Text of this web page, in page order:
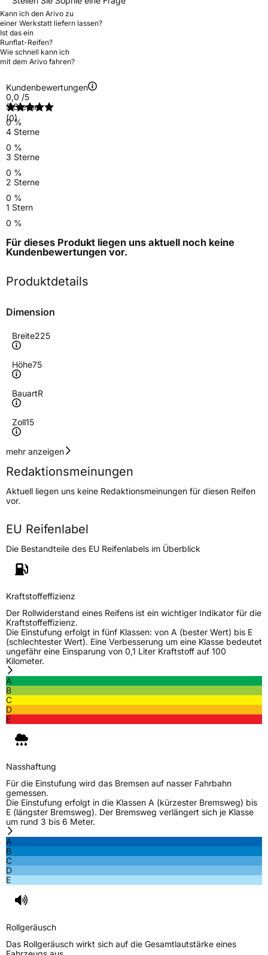
Kann ich den Arivo zu
einer Werkstatt liefern lassen?
Ist das ein
Runflat-Reifen?
Wie schnell kann ich
mit dem Arivo fahren?
Kundenbewertungen
0,0 /5
(0)
5 Sterne
0 %
4 Sterne
0 %
3 Sterne
0 %
2 Sterne
0 %
1 Stern
0 %
Für dieses Produkt liegen uns aktuell noch keine
Kundenbewertungen vor.
Produktdetails
Dimension
Breite225
Höhe75
BauartR
Zoll15
Geschwindigkeitsindex
Höchstgeschwindigkeit
210 km/h
Lastindex102
Höchstlast850 kg
Generelle Merkmale
Fahrzeugtyp
VerwendungSommerreifen
ModellnameTerrano ARV HT
FahrzeugartPKW & SUV
EU Label
EffizienzC
NasshaftungC
Rollgeräusch (Klasse)
Rollgeräusch (dB)
Fahrzeugklasse
EPREL ID 550430
Allgemeine Produktsicherheit (GPSR)
mehr anzeigen
Redaktionsmeinungen
Aktuell liegen uns keine Redaktionsmeinungen für diesen Reifen
vor.
EU Reifenlabel
Die Bestandteile des EU Reifenlabels im Überblick
Kraftstoffeffizienz
Der Rollwiderstand eines Reifens ist ein wichtiger Indikator für die
Kraftstoffeffizienz.
Die Einstufung erfolgt in fünf Klassen: von A (bester Wert) bis E
(schlechtester Wert). Eine Verbesserung um eine Klasse bedeutet
ungefähr eine Einsparung von 0,1 Liter Kraftstoff auf 100
Kilometer.
A
B
C
D
E
Nasshaftung
Für die Einstufung wird das Bremsen auf nasser Fahrbahn
gemessen.
Die Einstufung erfolgt in die Klassen A (kürzester Bremsweg) bis
E (längster Bremsweg). Der Bremsweg verlängert sich je Klasse
um rund 3 bis 6 Meter.
A
B
C
D
E
Rollgeräusch
Das Rollgeräusch wirkt sich auf die Gesamtlautstärke eines